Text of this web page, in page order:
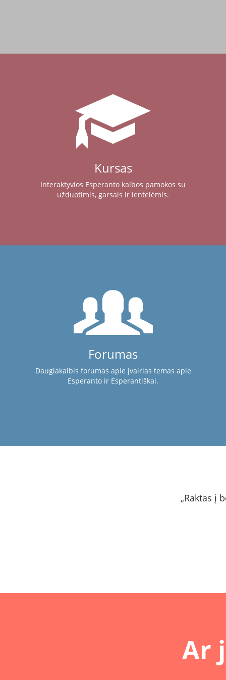
Kursas
Interaktyvios Esperanto kalbos pamokos su
užduotimis, garsais ir lentelėmis.
Forumas
Daugiakalbis forumas apie įvairias temas apie
Esperanto ir Esperantiškai.
„Raktas į
Ar